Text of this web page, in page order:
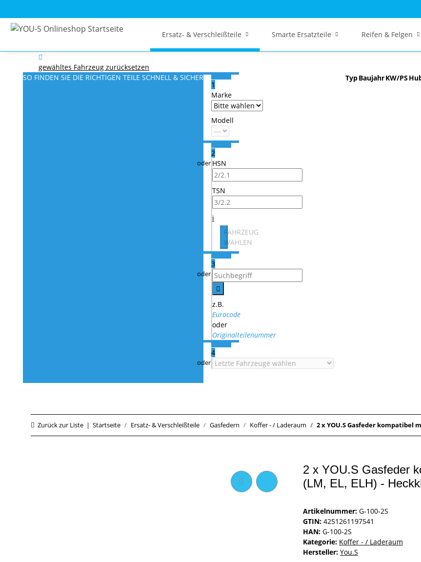
Ersatz- & Verschleißteile Smarte Ersatzteile Reifen & Felgen
gewähltes Fahrzeug zurücksetzen
SO FINDEN SIE DIE RICHTIGEN TEILE SCHNELL & SICHER
1
Marke
Modell
2
HSN
TSN
i
FAHRZEUG
WÄHLEN
3
z.B.
Eurocode
oder
Originalteilenummer
4
TypBaujahrKW/PS
Zurück zur Liste Startseite Ersatz- & Verschleißteile Gasfedern Koffer - / Laderaum 2 x YOU.S Gasfeder kompatibel
2 x YOU.S Gasfeder
(LM, EL, ELH) -
Artikelnummer: G-100-2S
GTIN: 4251261197541
HAN: G-100-2S
Kategorie: Koffer - / Laderaum
Hersteller: You.S